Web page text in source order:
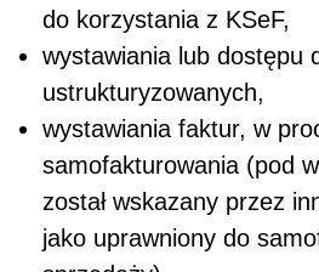
do korzystania z KSeF,
wystawiania lub dostępu
ustrukturyzowanych,
wystawiania faktur, w
samofakturowania (pod
został wskazany przez
jako uprawniony do